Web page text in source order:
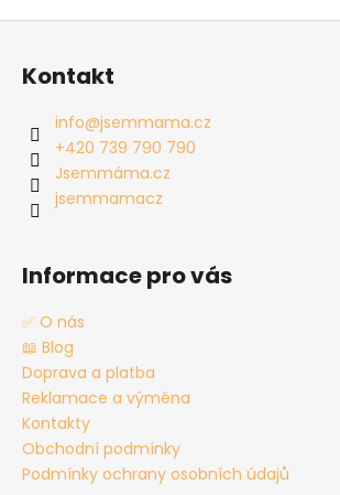
Kontakt
info@jsemmama.cz
+420 739 790 790
Jsemmáma.cz
jsemmamacz
Informace pro vás
✅ O nás
📖 Blog
Doprava a platba
Reklamace a výměna
Kontakty
Obchodní podmínky
Podmínky ochrany osobních údajů